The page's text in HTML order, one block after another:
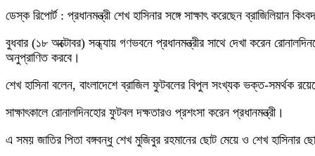
ডেস্ক রিপোর্ট : প্রধানমন্ত্রী শেখ হাসিনার সঙ্গে সাক্ষাৎ করেছেন
বুধবার (১৮ অক্টোবর) সন্ধ্যায় গণভবনে প্রধানমন্ত্রীর সাথে দেখা করেন
অনুপ্রাণিত করবে।
শেখ হাসিনা বলেন, বাংলাদেশে ব্রাজিল ফুটবলের বিপুল সংখ্যক ভক্ত-সমর্থক
সাক্ষাৎকালে রোনালদিনহোর ফুটবল দক্ষতারও প্রশংসা করেন প্রধানমন্ত্রী।
এ সময় জাতির পিতা বঙ্গবন্ধু শেখ মুজিবুর রহমানের ছোট মেয়ে ও শেখ হাসিনার